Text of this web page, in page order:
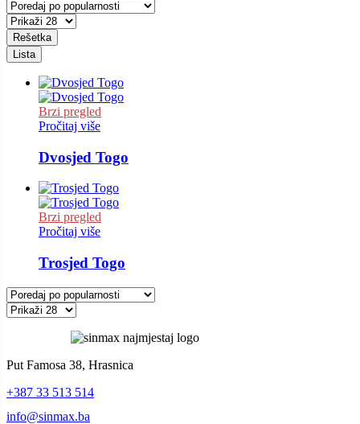
Rešetka
Lista
Brzi pregled
Pročitaj više
Dvosjed Togo
Brzi pregled
Pročitaj više
Trosjed Togo
Put Famosa 38, Hrasnica
+387 33 513 514
info@sinmax.ba